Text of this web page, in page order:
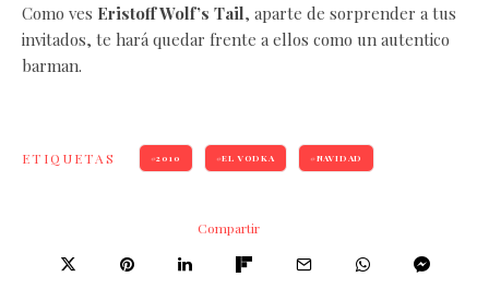
Como ves Eristoff Wolf’s Tail, aparte de sorprender a tus
invitados, te hará quedar frente a ellos como un autentico
barman.
ETIQUETAS 2010 EL VODKA NAVIDAD
Compartir